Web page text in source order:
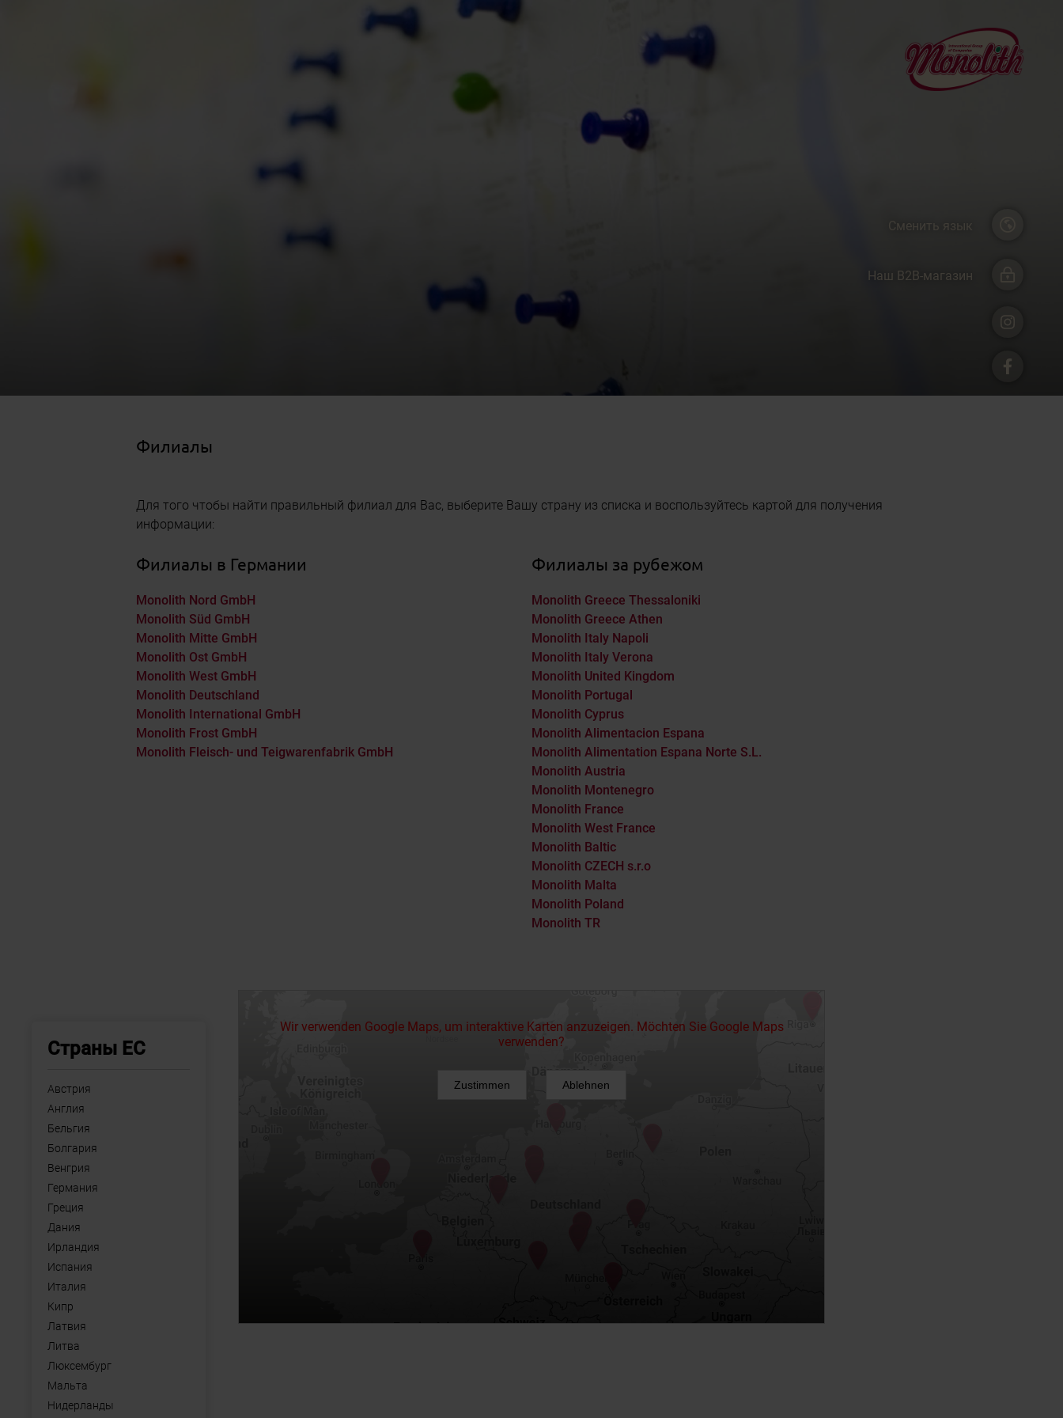
Сменить язык
Наш B2B-магазин
Филиалы
Для того чтобы найти правильный филиал для Вас, выберите Вашу страну из списка и воспользуйтесь картой для получения
информации:
Филиалы в Германии
Monolith Nord GmbH
Monolith Süd GmbH
Monolith Mitte GmbH
Monolith Ost GmbH
Monolith West GmbH
Monolith Deutschland
Monolith International GmbH
Monolith Frost GmbH
Monolith Fleisch- und Teigwarenfabrik GmbH
Филиалы за рубежом
Monolith Greece Thessaloniki
Monolith Greece Athen
Monolith Italy Napoli
Monolith Italy Verona
Monolith United Kingdom
Monolith Portugal
Monolith Cyprus
Monolith Alimentacion Espana
Monolith Alimentation Espana Norte S.L.
Monolith Austria
Monolith Montenegro
Monolith France
Monolith West France
Monolith Baltic
Monolith CZECH s.r.o
Monolith Malta
Monolith Poland
Monolith TR
Страны ЕС
Австрия
Англия
Бельгия
Болгария
Венгрия
Германия
Греция
Дания
Ирландия
Испания
Италия
Кипр
Латвия
Литва
Люксембург
Мальта
Нидерланды
Wir verwenden Google Maps, um interaktive Karten anzuzeigen. Möchten Sie Google Maps
verwenden?
Zustimmen Ablehnen